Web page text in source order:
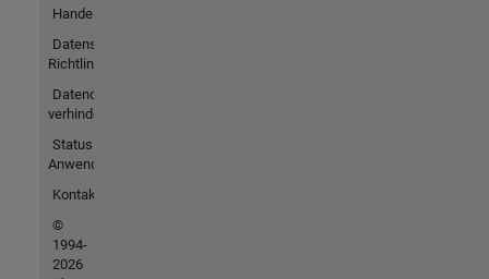
Handelsmarken
Datenschutz-
Richtlinien
Datendiebstahl
verhindern
Status von
Anwendungen
Kontakt
©
1994-
2026